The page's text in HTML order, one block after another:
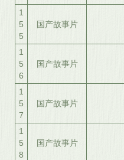
1
5
5
国产故事片
1
5
6
国产故事片
1
5
7
国产故事片
1
5
8
国产故事片